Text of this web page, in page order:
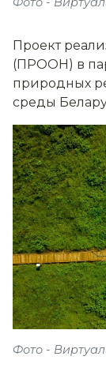
Проект
(ПРООН) в
природных
среды
Фото -